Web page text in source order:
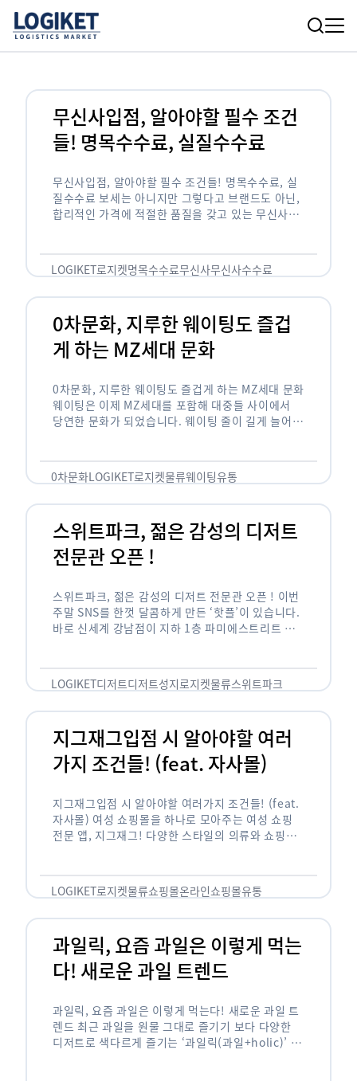
무신사입점, 알아야할 필수 조건
들! 명목수수료, 실질수수료
무신사입점, 알아야할 필수 조건들! 명목수수료, 실
질수수료 보세는 아니지만 그렇다고 브랜드도 아닌,
합리적인 가격에 적절한 품질을 갖고 있는 무신사!
LOGIKET로지켓명목수수료무신사무신사수수료
0차문화, 지루한 웨이팅도 즐겁
게 하는 MZ세대 문화
0차문화, 지루한 웨이팅도 즐겁게 하는 MZ세대 문화
웨이팅은 이제 MZ세대를 포함해 대중들 사이에서
당연한 문화가 되었습니다. 웨이팅 줄이 길게 늘어서
0차문화LOGIKET로지켓물류웨이팅유통
스위트파크, 젊은 감성의 디저트
전문관 오픈 !
스위트파크, 젊은 감성의 디저트 전문관 오픈 ! 이번
주말 SNS를 한껏 달콤하게 만든 ‘핫플’이 있습니다.
바로 신세계 강남점이 지하 1층 파미에스트리트 분
LOGIKET디저트디저트성지로지켓물류스위트파크
지그재그입점 시 알아야할 여러
가지 조건들! (feat. 자사몰)
지그재그입점 시 알아야할 여러가지 조건들! (feat.
자사몰) 여성 쇼핑몰을 하나로 모아주는 여성 쇼핑
전문 앱, 지그재그! 다양한 스타일의 의류와 쇼핑몰
LOGIKET로지켓물류쇼핑몰온라인쇼핑몰유통
과일릭, 요즘 과일은 이렇게 먹는
다! 새로운 과일 트렌드
과일릭, 요즘 과일은 이렇게 먹는다! 새로운 과일 트
렌드 최근 과일을 원물 그대로 즐기기 보다 다양한
디저트로 색다르게 즐기는 ‘과일릭(과일+holic)’ 트